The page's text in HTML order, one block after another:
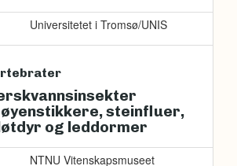
Universitetet i Tromsø/UNIS
steinfluer,
og leddormer
NTNU Vitenskapsmuseet